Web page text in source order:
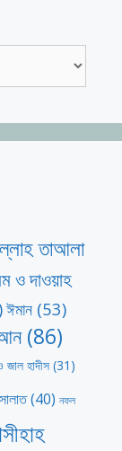
তাআলা
ও দাওয়াহ
ঈমান (53)
(86)
জাল হাদীস (31)
(40) নফল